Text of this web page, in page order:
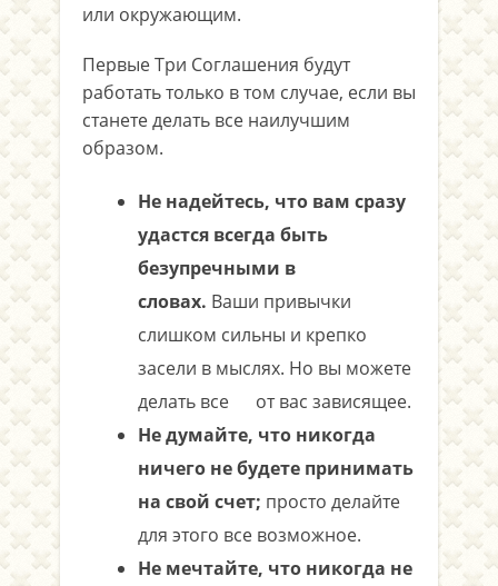
или окружающим.
Первые Три Соглашения будут
работать только в том случае, если вы
станете делать все наилучшим
образом.
Не надейтесь, что вам сразу
удастся всегда быть
безупречными в
словах. Ваши привычки
слишком сильны и крепко
засели в мыслях. Но вы можете
делать все от вас зависящее.
Не думайте, что никогда
ничего не будете принимать
на свой счет; просто делайте
для этого все возможное.
Не мечтайте, что никогда не